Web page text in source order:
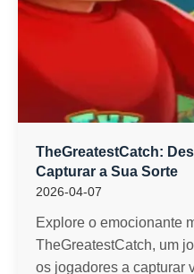
TheGreatestCatch:
Capturar a Sua Sorte
2026-04-07
Explore o emocionante
TheGreatestCatch, um
os jogadores a capturar